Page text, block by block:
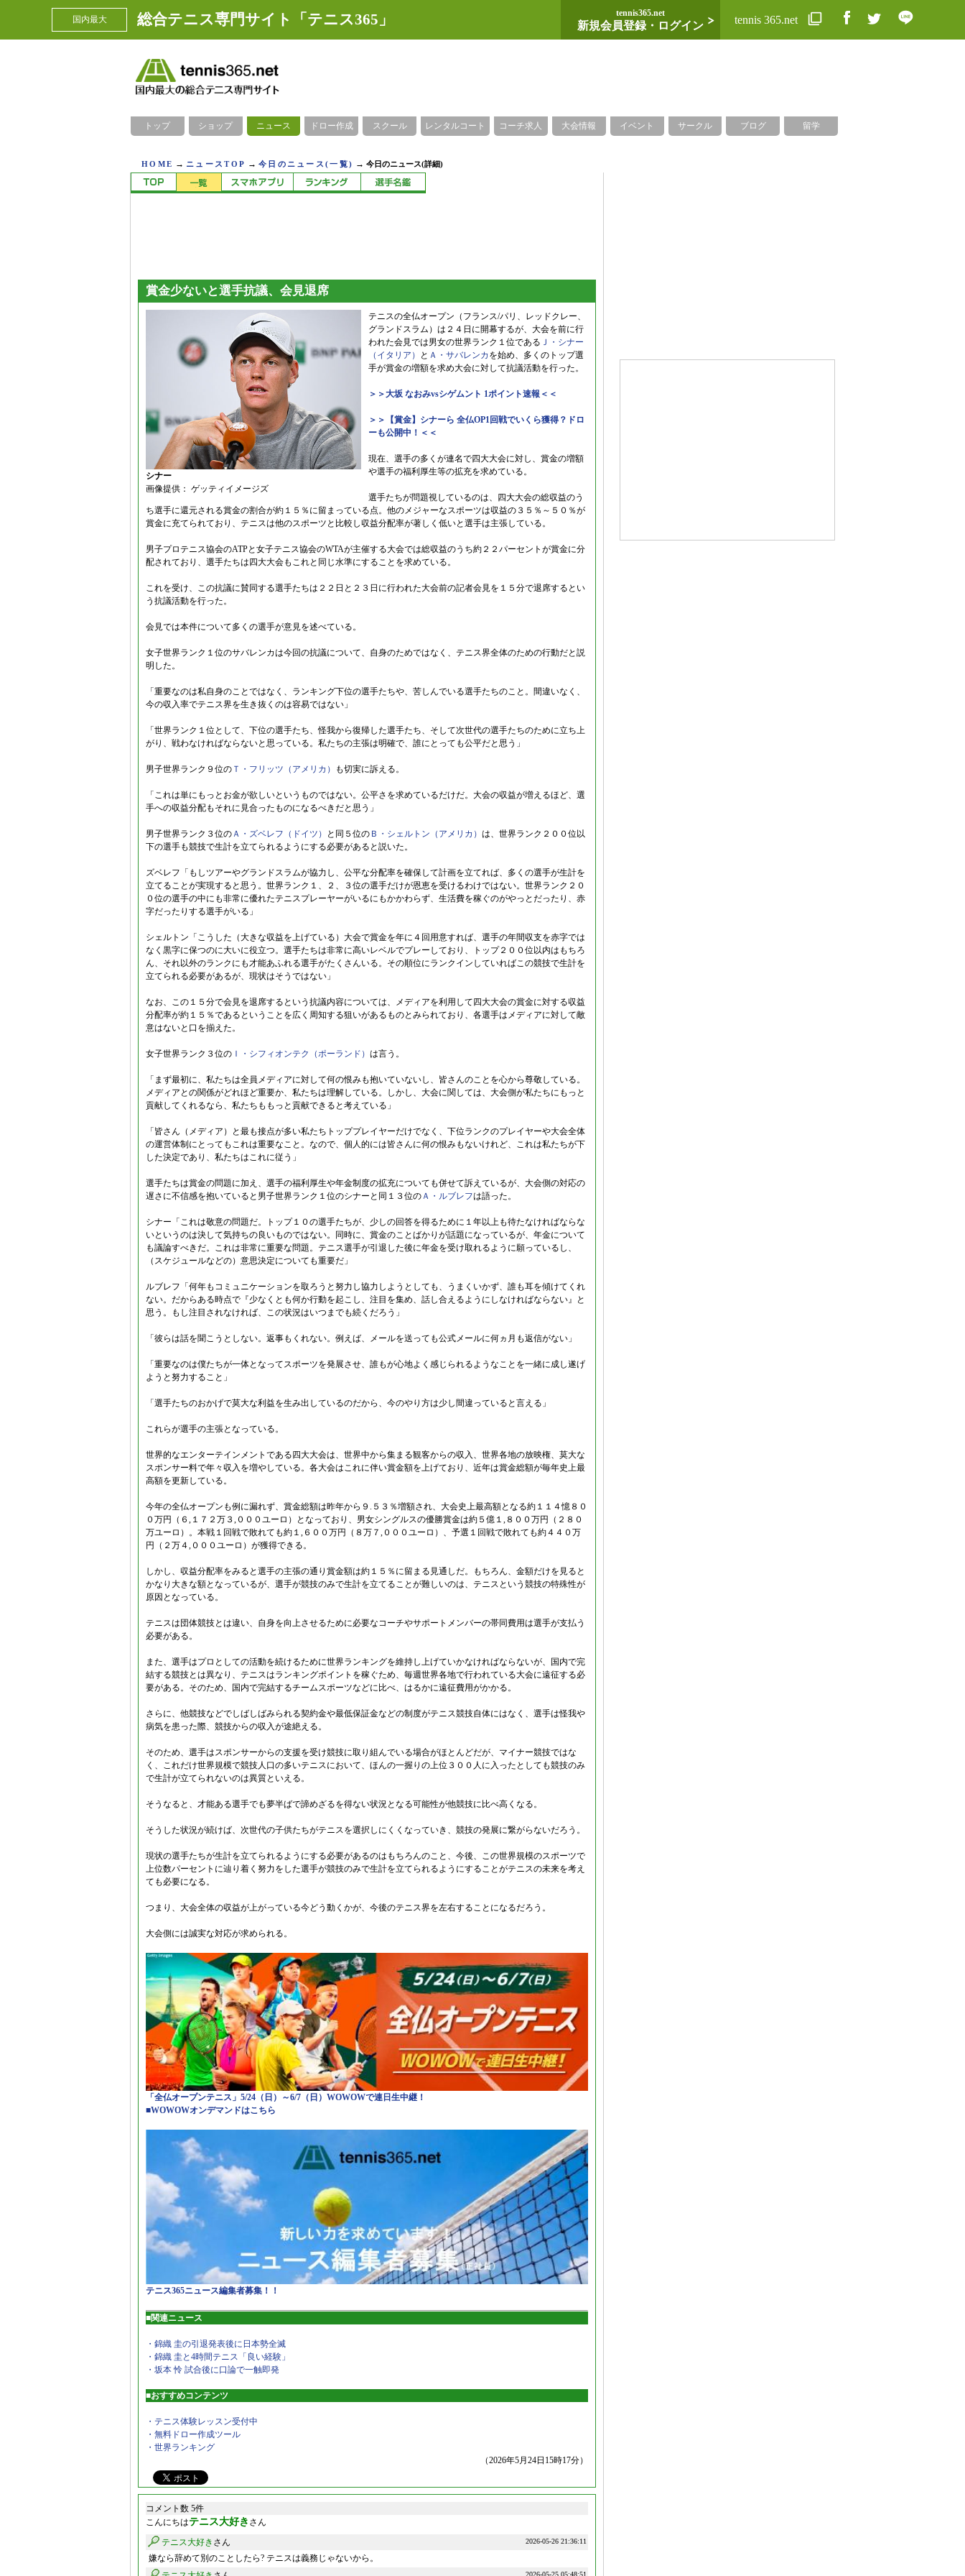
国内最大 総合テニス専門サイト「テニス365」 tennis365.net
新規会員登録・ログイン tennis 365.net
トップ ショップ ニュース ドロー作成 スクール レンタルコート コーチ求人 大会情報 イベント サークル ブログ 留学
HOME → ニュースTOP →今日のニュース(一覧) →今日のニュース(詳細)
賞金少ないと選手抗議、会見退席
シナー
画像提供： ゲッティイメージズ
テニスの全仏オープン（フランス/パリ、レッドクレー、
グランドスラム）は２４日に開幕するが、大会を前に行
われた会見では男女の世界ランク１位である Ｊ・シナー
（イタリア）
と Ａ・サバレンカ を始め、多くのトップ選
手が賞金の増額を求め大会に対して抗議活動を行った。
＞＞大坂 なおみvsシゲムント 1ポイント速報＜＜
＞＞【賞金】シナーら 全仏OP1回戦でいくら獲得？ドロ
ーも公開中！＜＜
現在、選手の多くが連名で四大大会に対し、賞金の増額
や選手の福利厚生等の拡充を求めている。
選手たちが問題視しているのは、四大大会の総収益のう
ち選手に還元される賞金の割合が約１５％に留まっている点。他のメジャーなスポーツは収益の３５％～５０％が
賞金に充てられており、テニスは他のスポーツと比較し収益分配率が著しく低いと選手は主張している。
男子プロテニス協会のATPと女子テニス協会のWTAが主催する大会では総収益のうち約２２パーセントが賞金に分
配されており、選手たちは四大大会もこれと同じ水準にすることを求めている。
これを受け、この抗議に賛同する選手たちは２２日と２３日に行われた大会前の記者会見を１５分で退席するとい
う抗議活動を行った。
会見では本件について多くの選手が意見を述べている。
女子世界ランク１位のサバレンカは今回の抗議について、自身のためではなく、テニス界全体のための行動だと説
明した。
「重要なのは私自身のことではなく、ランキング下位の選手たちや、苦しんでいる選手たちのこと。間違いなく、
今の収入率でテニス界を生き抜くのは容易ではない」
「世界ランク１位として、下位の選手たち、怪我から復帰した選手たち、そして次世代の選手たちのために立ち上
がり、戦わなければならないと思っている。私たちの主張は明確で、誰にとっても公平だと思う」
男子世界ランク９位の Ｔ・フリッツ（アメリカ） も切実に訴える。
「これは単にもっとお金が欲しいというものではない。公平さを求めているだけだ。大会の収益が増えるほど、選
手への収益分配もそれに見合ったものになるべきだと思う」
男子世界ランク３位のＡ・ズベレフ（ドイツ） と同５位の Ｂ・シェルトン（アメリカ） は、世界ランク２００位以
下の選手も競技で生計を立てられるようにする必要があると説いた。
ズベレフ「もしツアーやグランドスラムが協力し、公平な分配率を確保して計画を立てれば、多くの選手が生計を
立てることが実現すると思う。世界ランク１、２、３位の選手だけが恩恵を受けるわけではない。世界ランク２０
０位の選手の中にも非常に優れたテニスプレーヤーがいるにもかかわらず、生活費を稼ぐのがやっとだったり、赤
字だったりする選手がいる」
シェルトン「こうした（大きな収益を上げている）大会で賞金を年に４回用意すれば、選手の年間収支を赤字では
なく黒字に保つのに大いに役立つ。選手たちは非常に高いレベルでプレーしており、トップ２００位以内はもちろ
ん、それ以外のランクにも才能あふれる選手がたくさんいる。その順位にランクインしていればこの競技で生計を
立てられる必要があるが、現状はそうではない」
なお、この１５分で会見を退席するという抗議内容については、メディアを利用して四大大会の賞金に対する収益
分配率が約１５％であるということを広く周知する狙いがあるものとみられており、各選手はメディアに対して敵
意はないと口を揃えた。
女子世界ランク３位の Ｉ・シフィオンテク（ポーランド） は言う。
「まず最初に、私たちは全員メディアに対して何の恨みも抱いていないし、皆さんのことを心から尊敬している。
メディアとの関係がどれほど重要か、私たちは理解している。しかし、大会に関しては、大会側が私たちにもっと
貢献してくれるなら、私たちももっと貢献できると考えている」
「皆さん（メディア）と最も接点が多い私たちトッププレイヤーだけでなく、下位ランクのプレイヤーや大会全体
の運営体制にとってもこれは重要なこと。なので、個人的には皆さんに何の恨みもないけれど、これは私たちが下
した決定であり、私たちはこれに従う」
選手たちは賞金の問題に加え、選手の福利厚生や年金制度の拡充についても併せて訴えているが、大会側の対応の
遅さに不信感を抱いていると男子世界ランク１位のシナーと同１３位のＡ・ルブレフは語った。
シナー「これは敬意の問題だ。トップ１０の選手たちが、少しの回答を得るために１年以上も待たなければならな
いというのは決して気持ちの良いものではない。同時に、賞金のことばかりが話題になっているが、年金について
も議論すべきだ。これは非常に重要な問題。テニス選手が引退した後に年金を受け取れるように願っているし、
（スケジュールなどの）意思決定についても重要だ」
ルブレフ「何年もコミュニケーションを取ろうと努力し協力しようとしても、うまくいかず、誰も耳を傾けてくれ
ない。だからある時点で『少なくとも何か行動を起こし、注目を集め、話し合えるようにしなければならない』と
思う。もし注目されなければ、この状況はいつまでも続くだろう」
「彼らは話を聞こうとしない。返事もくれない。例えば、メールを送っても公式メールに何ヵ月も返信がない」
「重要なのは僕たちが一体となってスポーツを発展させ、誰もが心地よく感じられるようなことを一緒に成し遂げ
ようと努力すること」
「選手たちのおかげで莫大な利益を生み出しているのだから、今のやり方は少し間違っていると言える」
これらが選手の主張となっている。
世界的なエンターテインメントである四大大会は、世界中から集まる観客からの収入、世界各地の放映権、莫大な
スポンサー料で年々収入を増やしている。各大会はこれに伴い賞金額を上げており、近年は賞金総額が毎年史上最
高額を更新している。
今年の全仏オープンも例に漏れず、賞金総額は昨年から９.５３％増額され、大会史上最高額となる約１１４憶８０
０万円（６,１７２万３,０００ユーロ）となっており、男女シングルスの優勝賞金は約５億１,８００万円（２８０
万ユーロ）。本戦１回戦で敗れても約１,６００万円（８万７,０００ユーロ）、予選１回戦で敗れても約４４０万
円（２万４,０００ユーロ）が獲得できる。
しかし、収益分配率をみると選手の主張の通り賞金額は約１５％に留まる見通しだ。もちろん、金額だけを見ると
かなり大きな額となっているが、選手が競技のみで生計を立てることが難しいのは、テニスという競技の特殊性が
原因となっている。
テニスは団体競技とは違い、自身を向上させるために必要なコーチやサポートメンバーの帯同費用は選手が支払う
必要がある。
また、選手はプロとしての活動を続けるために世界ランキングを維持し上げていかなければならないが、国内で完
結する競技とは異なり、テニスはランキングポイントを稼ぐため、毎週世界各地で行われている大会に遠征する必
要がある。そのため、国内で完結するチームスポーツなどに比べ、はるかに遠征費用がかかる。
さらに、他競技などでしばしばみられる契約金や最低保証金などの制度がテニス競技自体にはなく、選手は怪我や
病気を患った際、競技からの収入が途絶える。
そのため、選手はスポンサーからの支援を受け競技に取り組んでいる場合がほとんどだが、マイナー競技ではな
く、これだけ世界規模で競技人口の多いテニスにおいて、ほんの一握りの上位３００人に入ったとしても競技のみ
で生計が立てられないのは異質といえる。
そうなると、才能ある選手でも夢半ばで諦めざるを得ない状況となる可能性が他競技に比べ高くなる。
そうした状況が続けば、次世代の子供たちがテニスを選択しにくくなっていき、競技の発展に繋がらないだろう。
現状の選手たちが生計を立てられるようにする必要があるのはもちろんのこと、今後、この世界規模のスポーツで
上位数パーセントに辿り着く努力をした選手が競技のみで生計を立てられるようにすることがテニスの未来を考え
ても必要になる。
つまり、大会全体の収益が上がっている今どう動くかが、今後のテニス界を左右することになるだろう。
大会側には誠実な対応が求められる。
「全仏オープンテニス」5/24（日）～6/7（日）WOWOWで連日生中継！
■WOWOWオンデマンドはこちら
テニス365ニュース編集者募集！！
■関連ニュース
・錦織 圭の引退発表後に日本勢全滅
・錦織 圭と4時間テニス「良い経験」
・坂本 怜 試合後に口論で一触即発
■おすすめコンテンツ
・テニス体験レッスン受付中
・無料ドロー作成ツール
・世界ランキング
（2026年5月24日15時17分）
コメント数 5件
こんにちはテニス大好き さん
2026-05-26 21:36:11
テニス大好き さん
嫌なら辞めて別のことしたら? テニスは義務じゃないから。
2026-05-25 05:48:51